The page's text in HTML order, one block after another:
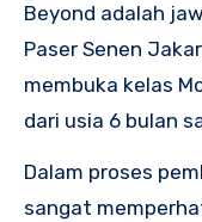
Beyond adalah
Paser Senen
membuka kelas
dari usia 6 bulan
Dalam proses
sangat